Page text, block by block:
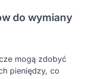
do wymiany
mogą zdobyć
pieniędzy, co